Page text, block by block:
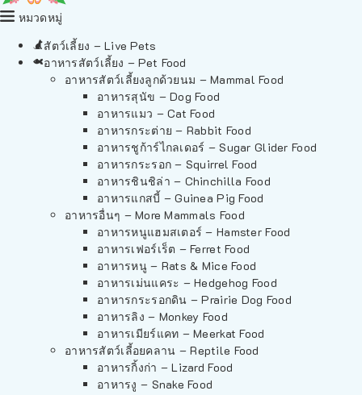
หมวดหมู่
สัตว์เลี้ยง – Live Pets
อาหารสัตว์เลี้ยง – Pet Food
อาหารสัตว์เลี้ยงลูกด้วยนม – Mammal Food
อาหารสุนัข – Dog Food
อาหารแมว – Cat Food
อาหารกระต่าย – Rabbit Food
อาหารชูก้าร์ไกลเดอร์ – Sugar Glider Food
อาหารกระรอก – Squirrel Food
อาหารชินชิล่า – Chinchilla Food
อาหารแกสบี้ – Guinea Pig Food
อาหารอื่นๆ – More Mammals Food
อาหารหนูแฮมสเตอร์ – Hamster Food
อาหารเฟอร์เร็ต – Ferret Food
อาหารหนู – Rats & Mice Food
อาหารเม่นแคระ – Hedgehog Food
อาหารกระรอกดิน – Prairie Dog Food
อาหารลิง – Monkey Food
อาหารเมียร์แคท – Meerkat Food
อาหารสัตว์เลี้อยคลาน – Reptile Food
อาหารกิ้งก่า – Lizard Food
อาหารงู – Snake Food